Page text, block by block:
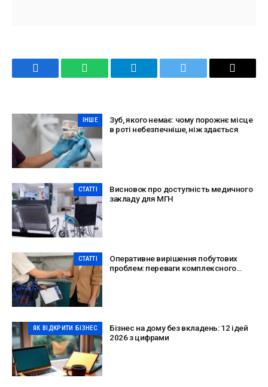
Facebook WhatsApp Telegram Twitter Email
ІНШЕ
Зуб, якого немає: чому порожнє місце
в роті небезпечніше, ніж здається
СТАТТІ
Висновок про доступність медичного
закладу для МГН
СТАТТІ
Оперативне вирішення побутових
проблем: переваги комплексного
ЯК ВІДКРИТИ БІЗНЕС
Бізнес на дому без вкладень: 12 ідей
2026 з цифрами